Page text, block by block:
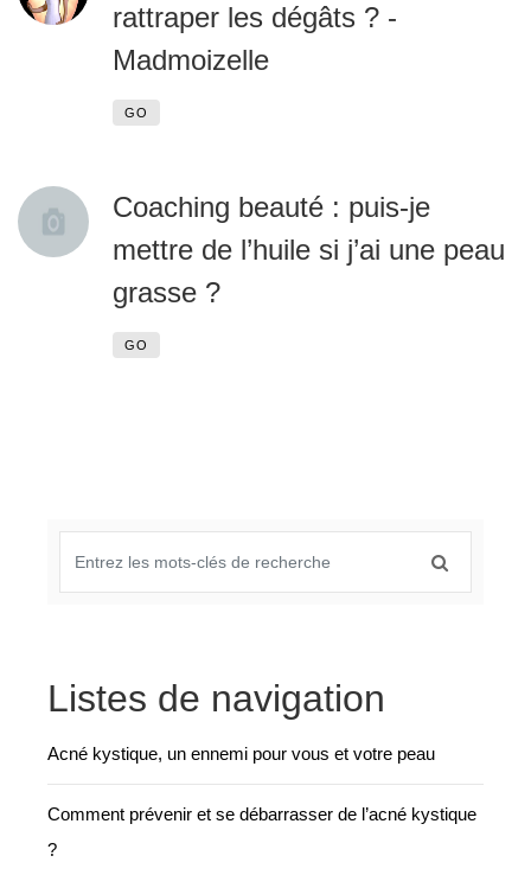
rattraper les dégâts ? -
Madmoizelle
GO
Coaching beauté : puis-je
mettre de l’huile si j’ai une peau
grasse ?
GO
Listes de navigation
Acné kystique, un ennemi pour vous et votre peau
Comment prévenir et se débarrasser de l’acné kystique
?